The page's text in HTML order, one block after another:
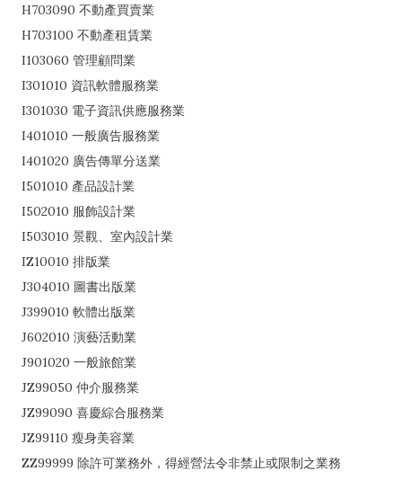
H703090 不動產買賣業
H703100 不動產租賃業
I103060 管理顧問業
I301010 資訊軟體服務業
I301030 電子資訊供應服務業
I401010 一般廣告服務業
I401020 廣告傳單分送業
I501010 產品設計業
I502010 服飾設計業
I503010 景觀、室內設計業
IZ10010 排版業
J304010 圖書出版業
J399010 軟體出版業
J602010 演藝活動業
J901020 一般旅館業
JZ99050 仲介服務業
JZ99090 喜慶綜合服務業
JZ99110 瘦身美容業
ZZ99999 除許可業務外，得經營法令非禁止或限制之業務